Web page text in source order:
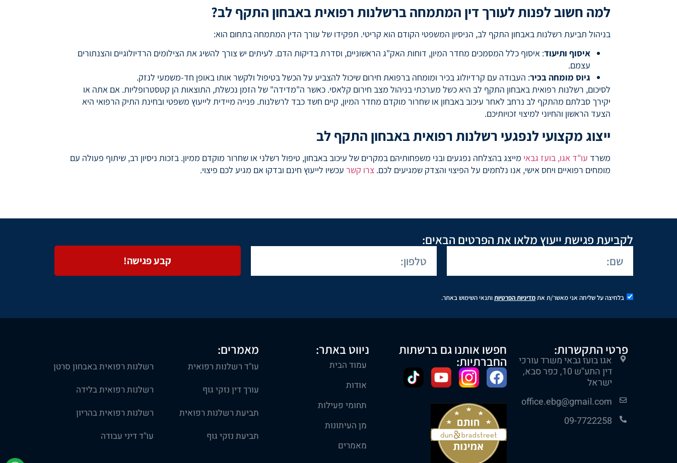
למה חשוב לפנות לעורך דין המתמחה ברשלנות רפואית באבחון התקף לב?
בניהול תביעת רשלנות באבחון התקף לב, הניסיון המשפטי הקודם הוא קריטי. תפקידו של עורך הדין המתמחה בתחום הוא:
איסוף ותיעוד: איסוף כלל המסמכים מחדר המיון, דוחות האק"ג הראשוניים, וסדרת בדיקות הדם. לעיתים יש צורך להשיג את הצילומים הרדיולוגיים והצנתורים
עצמם.
גיוס מומחה בכיר: העבודה עם קרדיולוג בכיר ומומחה ברפואת חירום שיכול להצביע על הכשל בטיפול ולקשר אותו באופן חד-משמעי לנזק.
לסיכום, רשלנות רפואית באבחון התקף לב היא כשל מערכתי בניהול מצב חירום קלאסי. כאשר ה"מדידה" של הזמן נכשלת, התוצאות הן קטסטרופליות. אם אתה או
יקירך סבלתם מהתקף לב נרחב לאחר עיכוב באבחון או שחרור מוקדם מחדר המיון, קיים חשד כבד לרשלנות. פנייה מיידית לייעוץ משפטי ובחינת התיק הרפואי היא
הצעד הראשון והחיוני למיצוי זכויותיכם.
ייצוג מקצועי לנפגעי רשלנות רפואית באבחון התקף לב
משרד עו"ד אגו, בועז גבאי מייצג בהצלחה נפגעים ובני משפחותיהם במקרים של עיכוב באבחון, טיפול רשלני או שחרור מוקדם ממיון. בזכות ניסיון רב, שיתוף פעולה עם
מומחים רפואיים ויחס אישי, אנו נלחמים על הפיצוי והצדק שמגיעים לכם. צרו קשר עכשיו לייעוץ חינם ובדקו אם מגיע לכם פיצוי.
לקביעת פגישת ייעוץ מלאו את הפרטים הבאים:
בלחיצה על שליחה אני מאשר/ת אתמדיניות הפרטיותותנאי השימוש באתר.
קבע פגישה!
פרטי התקשרות:
אגו בועז גבאי משרד עורכי
דין התע"ש 10, כפר סבא,
ישראל
office.ebg@gmail.com
09-7722258
חפשו אותנו גם ברשתות
החברתיות:
ניווט באתר:
עמוד הבית
אודות
תחומי פעילות
מן העיתונות
מאמרים
מאמרים:
רשלנות רפואית באבחון סרטן
עו"ד רשלנות רפואית
רשלנות רפואית בלידה
עורך דין נזקי גוף
רשלנות רפואית בהריון
תביעת רשלנות רפואית
עו"ד דיני עבודה
תביעת נזקי גוף